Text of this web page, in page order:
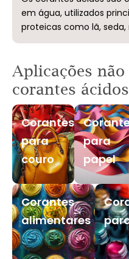
em água, utilizados
proteicas como lã, seda,
Aplicações
corantes ácidos
Corantes
para
couro
para
papel
Corantes
alimentares